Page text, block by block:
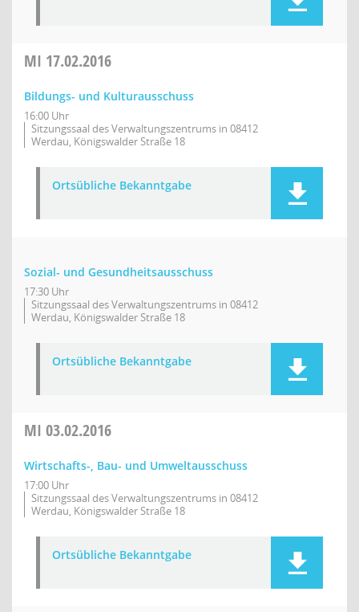
MI 17.02.2016
Bildungs- und Kulturausschuss
16:00 Uhr
Sitzungssaal des Verwaltungszentrums in 08412
Werdau, Königswalder Straße 18
Ortsübliche Bekanntgabe
Sozial- und Gesundheitsausschuss
17:30 Uhr
Sitzungssaal des Verwaltungszentrums in 08412
Werdau, Königswalder Straße 18
Ortsübliche Bekanntgabe
MI 03.02.2016
Wirtschafts-, Bau- und Umweltausschuss
17:00 Uhr
Sitzungssaal des Verwaltungszentrums in 08412
Werdau, Königswalder Straße 18
Ortsübliche Bekanntgabe